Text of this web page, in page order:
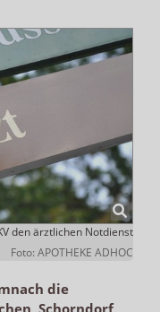
den ärztlichen Notdienst
Foto: APOTHEKE ADHOC
die
Schorndorf,